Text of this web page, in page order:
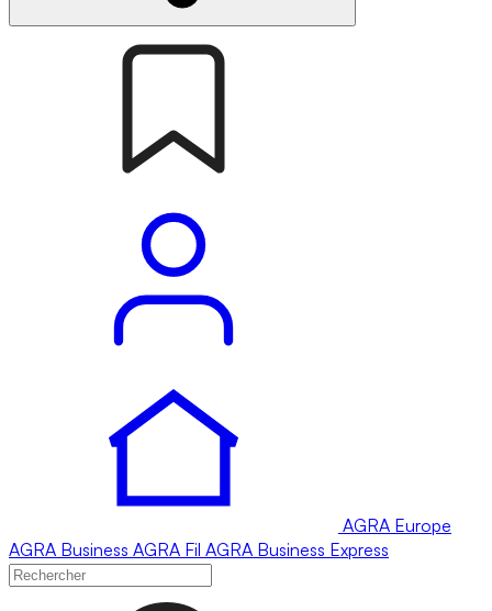
AGRA Europe
AGRA Business AGRA Fil AGRA Business Express